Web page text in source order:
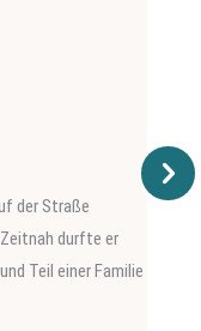
der Straße
durfte er
Teil einer Familie